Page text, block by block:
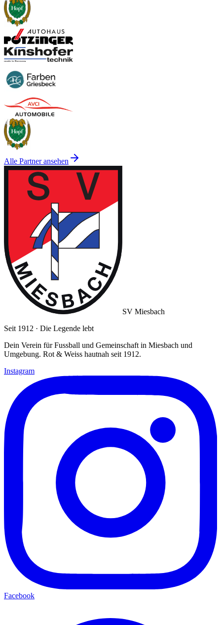
Alle Partner ansehen
SV Miesbach
Seit 1912 · Die Legende lebt
Dein Verein für Fussball und Gemeinschaft in Miesbach und
Umgebung. Rot & Weiss hautnah seit 1912.
Instagram
Facebook